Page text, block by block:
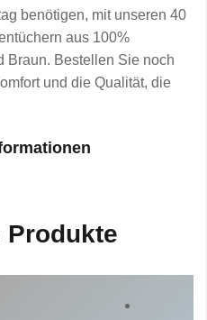
benötigen, mit unseren 40
aus 100%
Braun. Bestellen Sie noch
und die Qualität, die